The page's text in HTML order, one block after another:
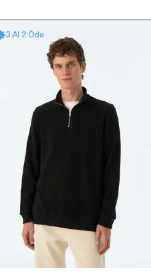
3 Al 2 Öde